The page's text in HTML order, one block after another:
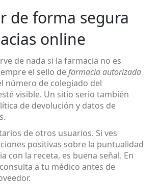
de forma segura
online
de nada si la farmacia no es
el sello defarmacia autorizada
número de colegiado del
visible. Un sitio serio también
de devolución y datos de
de otros usuarios. Si ves
positivas sobre la puntualidad
con la receta, es buena señal. En
a tu médico antes de